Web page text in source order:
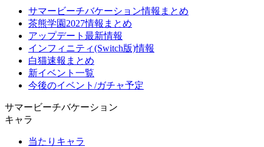
サマービーチバケーション情報まとめ
茶熊学園2027情報まとめ
アップデート最新情報
インフィニティ(Switch版)情報
白猫速報まとめ
新イベント一覧
今後のイベント/ガチャ予定
サマービーチバケーション
キャラ
当たりキャラ